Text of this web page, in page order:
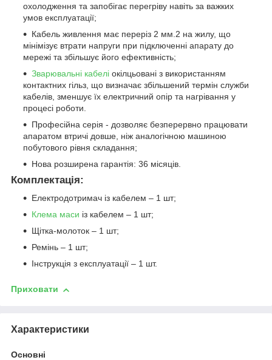
охолодження та запобігає перегріву навіть за важких
умов експлуатації;
Кабель живлення має переріз 2 мм.2 на жилу, що
мінімізує втрати напруги при підключенні апарату до
мережі та збільшує його ефективність;
Зварювальні кабелі окілцьовані з використанням
контактних гільз, що визначає збільшений термін служби
кабелів, зменшує їх електричний опір та нагрівання у
процесі роботи.
Професійна серія - дозволяє безперервно працювати
апаратом втричі довше, ніж аналогічною машиною
побутового рівня складання;
Нова розширена гарантія: 36 місяців.
Комплектація:
Електродотримач із кабелем – 1 шт;
Клема маси із кабелем – 1 шт;
Щітка-молоток – 1 шт;
Ремінь – 1 шт;
Інструкція з експлуатації – 1 шт.
Приховати
Характеристики
Основні